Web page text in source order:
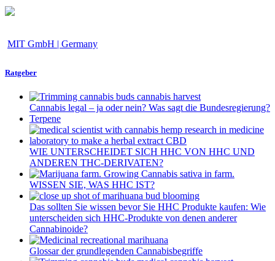
MIT GmbH | Germany
Ratgeber
Cannabis legal – ja oder nein? Was sagt die Bundesregierung?
Terpene
WIE UNTERSCHEIDET SICH HHC VON HHC UND
ANDEREN THC-DERIVATEN?
WISSEN SIE, WAS HHC IST?
Das sollten Sie wissen bevor Sie HHC Produkte kaufen: Wie
unterscheiden sich HHC-Produkte von denen anderer
Cannabinoide?
Glossar der grundlegenden Cannabisbegriffe